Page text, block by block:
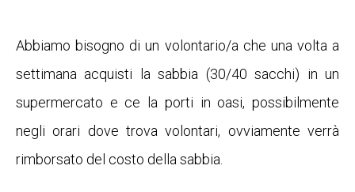
Abbiamo bisogno di un volontario/a che una volta a
settimana acquisti la sabbia (30/40 sacchi) in un
supermercato e ce la porti in oasi, possibilmente
negli orari dove trova volontari, ovviamente verrà
rimborsato del costo della sabbia.